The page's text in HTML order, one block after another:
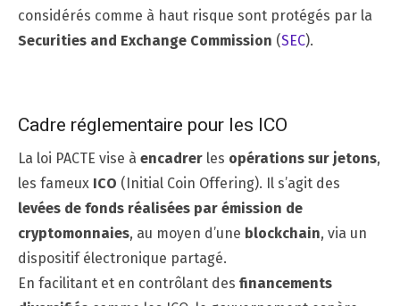
considérés comme à haut risque sont protégés par la
Securities and Exchange Commission (SEC).
Cadre réglementaire pour les ICO
La loi PACTE vise à encadrer les opérations sur jetons,
les fameux ICO (Initial Coin Offering). Il s’agit des
levées de fonds réalisées par émission de
cryptomonnaies, au moyen d’une blockchain, via un
dispositif électronique partagé.
En facilitant et en contrôlant des financements